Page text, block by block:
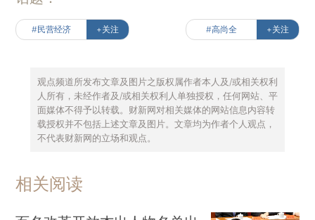
#民营经济 +关注 #高尚全 +关注
观点频道所发布文章及图片之版权属作者本人及/或相关权利
人所有，未经作者及/或相关权利人单独授权，任何网站、平
面媒体不得予以转载。财新网对相关媒体的网站信息内容转
载授权并不包括上述文章及图片。文章均为作者个人观点，
不代表财新网的立场和观点。
相关阅读